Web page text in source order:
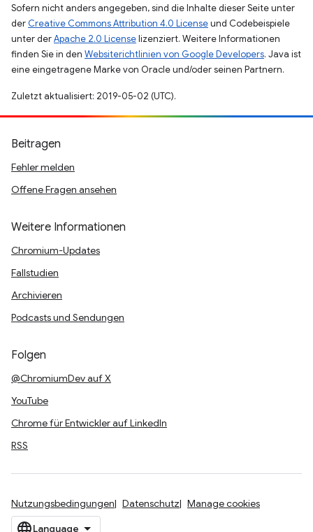
Sofern nicht anders angegeben, sind die Inhalte dieser Seite unter
der Creative Commons Attribution 4.0 Licenseund Codebeispiele
unter derApache 2.0 Licenselizenziert. Weitere Informationen
finden Sie in den Websiterichtlinien von Google Developers. Java ist
eine eingetragene Marke von Oracle und/oder seinen Partnern.
Zuletzt aktualisiert: 2019-05-02 (UTC).
Beitragen
Fehler melden
Offene Fragen ansehen
Weitere Informationen
Chromium-Updates
Fallstudien
Archivieren
Podcasts und Sendungen
Folgen
@ChromiumDev auf X
YouTube
Chrome für Entwickler auf LinkedIn
RSS
Nutzungsbedingungen Datenschutz Manage cookies